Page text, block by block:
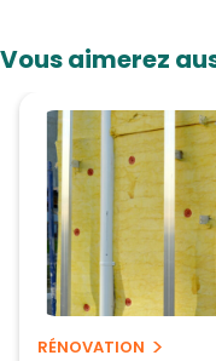
Vous aimerez
RÉNOVATION